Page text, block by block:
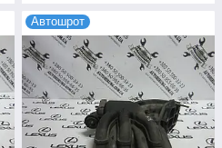
Автошрот